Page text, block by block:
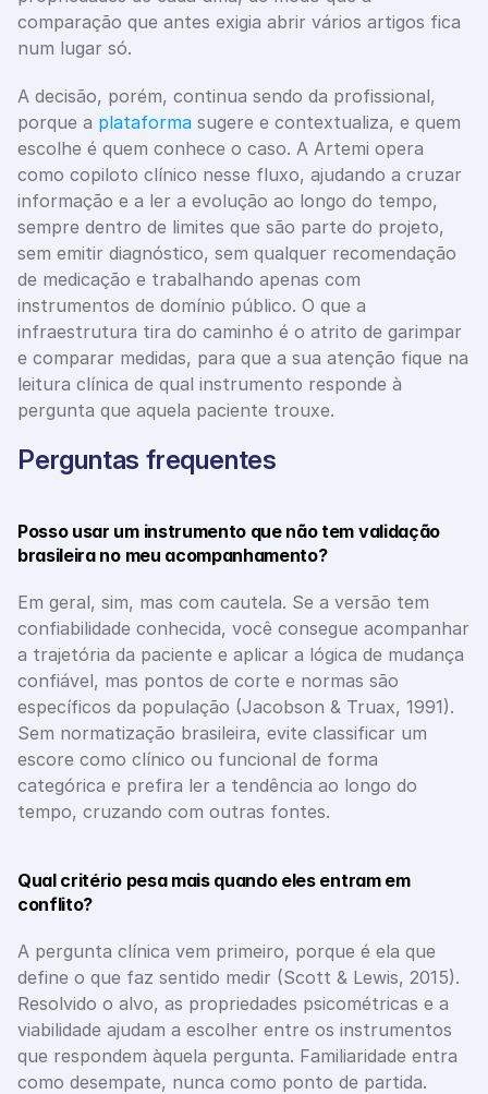
comparação que antes exigia abrir vários artigos fica
num lugar só.
A decisão, porém, continua sendo da profissional,
porque a plataforma sugere e contextualiza, e quem
escolhe é quem conhece o caso. A Artemi opera
como copiloto clínico nesse fluxo, ajudando a cruzar
informação e a ler a evolução ao longo do tempo,
sempre dentro de limites que são parte do projeto,
sem emitir diagnóstico, sem qualquer recomendação
de medicação e trabalhando apenas com
instrumentos de domínio público. O que a
infraestrutura tira do caminho é o atrito de garimpar
e comparar medidas, para que a sua atenção fique na
leitura clínica de qual instrumento responde à
pergunta que aquela paciente trouxe.
Perguntas frequentes
Posso usar um instrumento que não tem validação
brasileira no meu acompanhamento?
Em geral, sim, mas com cautela. Se a versão tem
confiabilidade conhecida, você consegue acompanhar
a trajetória da paciente e aplicar a lógica de mudança
confiável, mas pontos de corte e normas são
específicos da população (Jacobson & Truax, 1991).
Sem normatização brasileira, evite classificar um
escore como clínico ou funcional de forma
categórica e prefira ler a tendência ao longo do
tempo, cruzando com outras fontes.
Qual critério pesa mais quando eles entram em
conflito?
A pergunta clínica vem primeiro, porque é ela que
define o que faz sentido medir (Scott & Lewis, 2015).
Resolvido o alvo, as propriedades psicométricas e a
viabilidade ajudam a escolher entre os instrumentos
que respondem àquela pergunta. Familiaridade entra
como desempate, nunca como ponto de partida.